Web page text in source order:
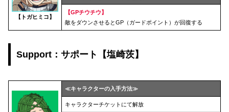
【 トガヒミコ】
【GPチウチウ】
敵をダウンさせるとGP（ガードポイント）が回復する
Support：サポート【塩崎茨】
≪キャラクターの入手方法≫
キャラクターチケットにて解放